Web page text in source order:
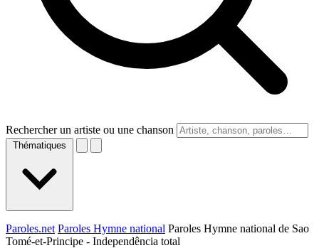
Rechercher un artiste ou une chanson
Thématiques
Paroles.net Paroles Hymne national Paroles Hymne national de Sao
Tomé-et-Principe - Independência total